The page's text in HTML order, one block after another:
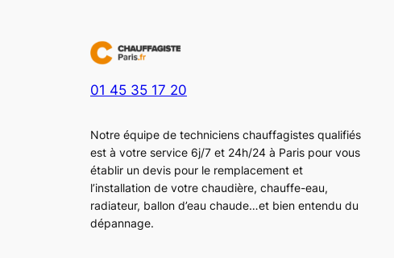
01 45 35 17 20
Notre équipe de techniciens chauffagistes qualifiés
est à votre service 6j/7 et 24h/24 à Paris pour vous
établir un devis pour le remplacement et
l’installation de votre chaudière, chauffe-eau,
radiateur, ballon d’eau chaude…et bien entendu du
dépannage.